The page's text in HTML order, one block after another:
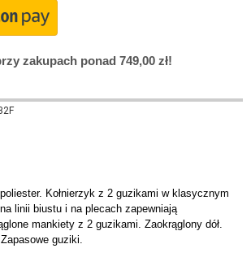
zakupach ponad 749,00 zł!
Kołnierzyk z 2 guzikami w klasycznym
linii biustu i na plecach zapewniają
mankiety z 2 guzikami. Zaokrąglony dół.
guziki.